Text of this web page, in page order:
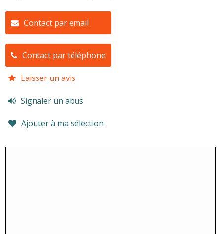
Contact par email
Contact par téléphone
Laisser un avis
Signaler un abus
Ajouter à ma sélection